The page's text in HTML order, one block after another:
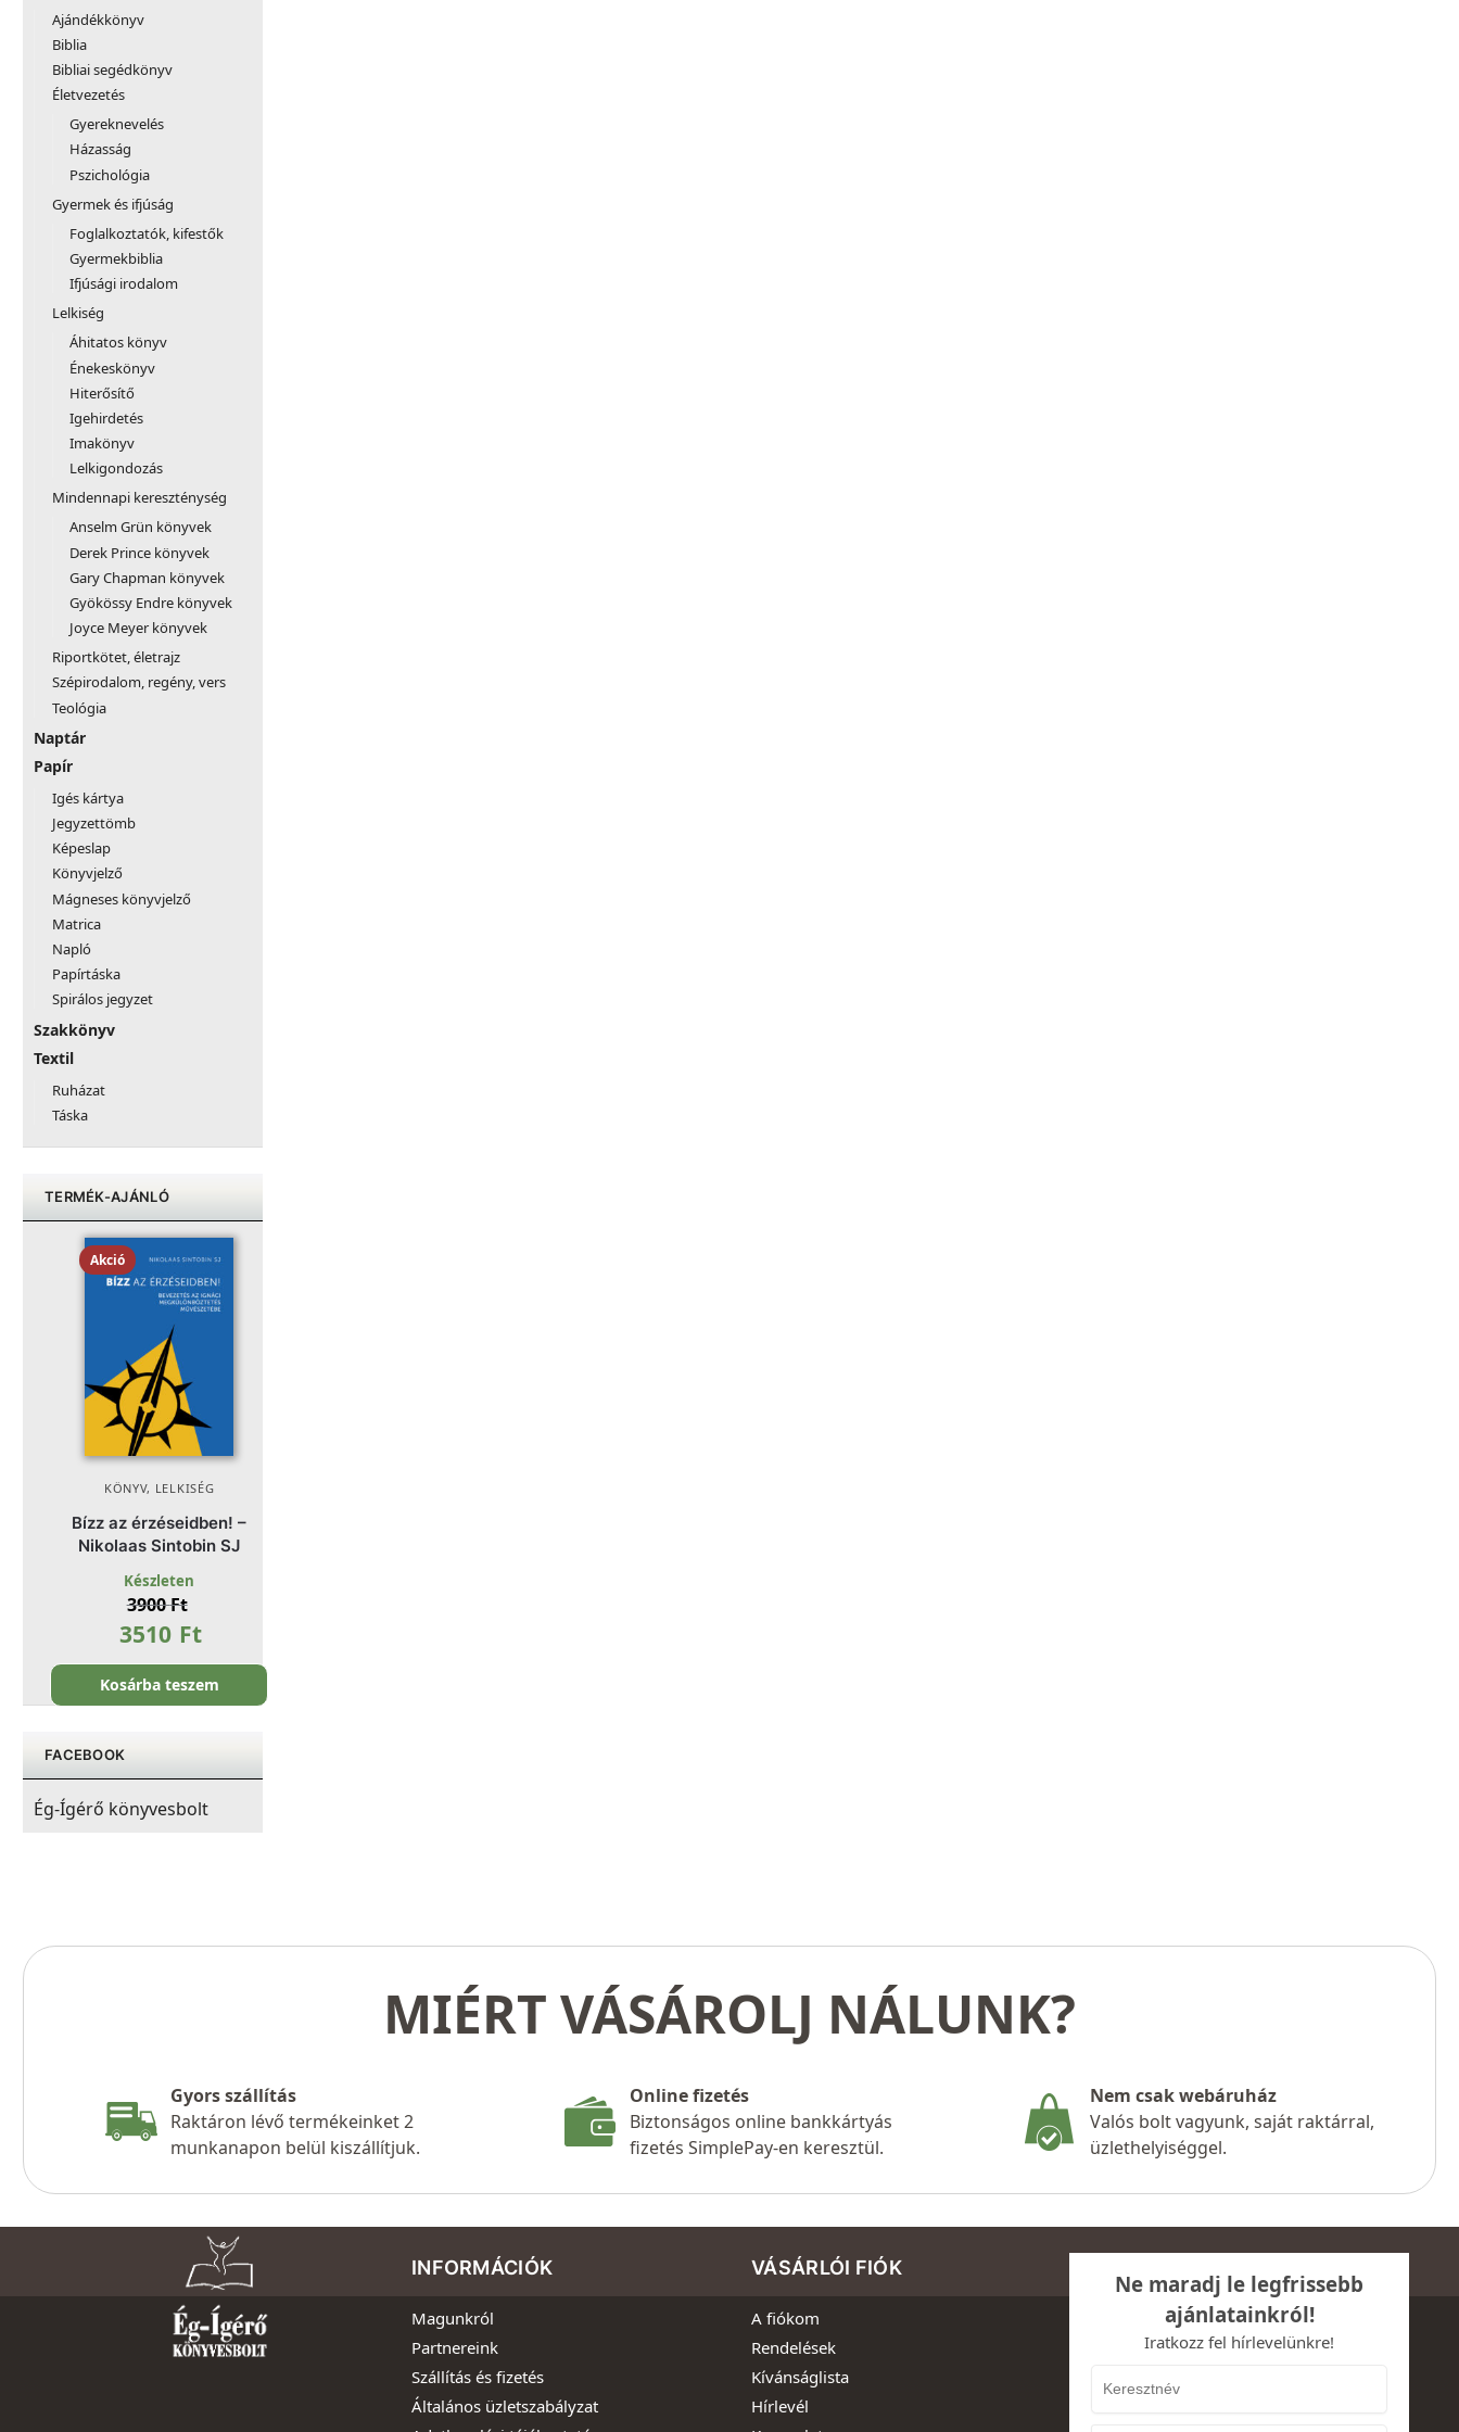
Ajándékkönyv
Biblia
Bibliai segédkönyv
Életvezetés
Gyereknevelés
Házasság
Pszichológia
Gyermek és ifjúság
Foglalkoztatók, kifestők
Gyermekbiblia
Ifjúsági irodalom
Lelkiség
Áhitatos könyv
Énekeskönyv
Hiterősítő
Igehirdetés
Imakönyv
Lelkigondozás
Mindennapi kereszténység
Anselm Grün könyvek
Derek Prince könyvek
Gary Chapman könyvek
Gyökössy Endre könyvek
Joyce Meyer könyvek
Riportkötet, életrajz
Szépirodalom, regény, vers
Teológia
Naptár
Papír
Igés kártya
Jegyzettömb
Képeslap
Könyvjelző
Mágneses könyvjelző
Matrica
Napló
Papírtáska
Spirálos jegyzet
Szakkönyv
Textil
Ruházat
Táska
TERMÉK-AJÁNLÓ
Akció
KÖNYV, LELKISÉG
Bízz az érzéseidben! –
Nikolaas Sintobin SJ
Készleten
3900Ft
3510 Ft
Kosárba teszem
FACEBOOK
Ég-Ígérő könyvesbolt
MIÉRT VÁSÁROLJ NÁLUNK?
Gyors szállítás
Raktáron lévő termékeinket 2
munkanapon belül kiszállítjuk.
Online fizetés
Biztonságos online bankkártyás
fizetés SimplePay-en keresztül.
Nem csak webáruház
Valós bolt vagyunk, saját raktárral,
üzlethelyiséggel.
INFORMÁCIÓK
Magunkról
Partnereink
Szállítás és fizetés
Általános üzletszabályzat
VÁSÁRLÓI FIÓK
A fiókom
Rendelések
Kívánságlista
Hírlevél
Ne maradj le legfrissebb
ajánlatainkról!
Iratkozz fel hírlevelünkre!